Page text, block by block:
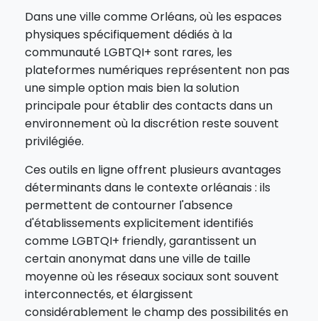
Dans une ville comme Orléans, où les espaces
physiques spécifiquement dédiés à la
communauté LGBTQI+ sont rares, les
plateformes numériques représentent non pas
une simple option mais bien la solution
principale pour établir des contacts dans un
environnement où la discrétion reste souvent
privilégiée.
Ces outils en ligne offrent plusieurs avantages
déterminants dans le contexte orléanais : ils
permettent de contourner l'absence
d'établissements explicitement identifiés
comme LGBTQI+ friendly, garantissent un
certain anonymat dans une ville de taille
moyenne où les réseaux sociaux sont souvent
interconnectés, et élargissent
considérablement le champ des possibilités en